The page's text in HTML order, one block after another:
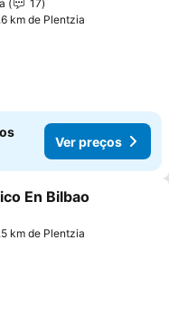
17
km de Plentzia
Ver preços
aos favoritos
En Bilbao
km de Plentzia